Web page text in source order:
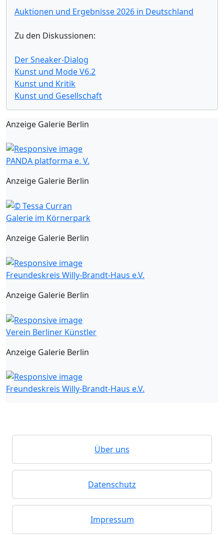
Auktionen und Ergebnisse 2026 in Deutschland
Zu den Diskussionen:
Der Sneaker-Dialog
Kunst und Mode V6.2
Kunst und Kritik
Kunst und Gesellschaft
Anzeige Galerie Berlin
PANDA platforma e. V.
Anzeige Galerie Berlin
Galerie im Körnerpark
Anzeige Galerie Berlin
Freundeskreis Willy-Brandt-Haus e.V.
Anzeige Galerie Berlin
Verein Berliner Künstler
Anzeige Galerie Berlin
Freundeskreis Willy-Brandt-Haus e.V.
Über uns
Datenschutz
Impressum